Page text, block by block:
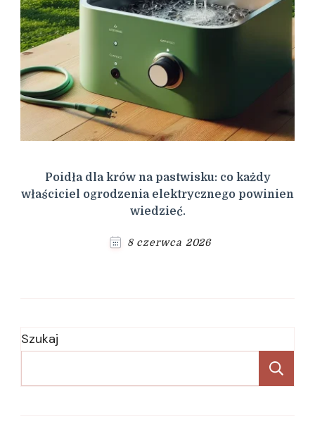
Poidła dla krów na pastwisku: co każdy
właściciel ogrodzenia elektrycznego powinien
wiedzieć.
8 czerwca 2026
Szukaj